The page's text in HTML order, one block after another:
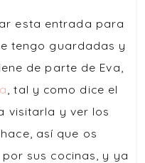
esta entrada para
tengo guardadas y
de parte de Eva,
, tal y como dice el
visitarla y ver los
así que os
sus cocinas, y ya